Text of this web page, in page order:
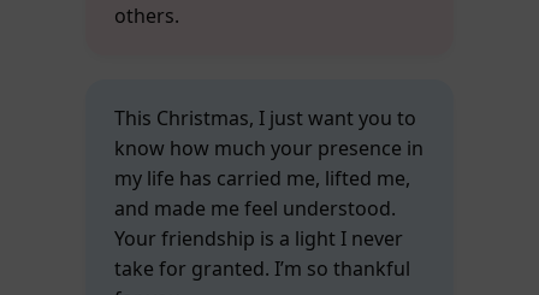
others.
This Christmas, I just want you to
know how much your presence in
my life has carried me, lifted me,
and made me feel understood.
Your friendship is a light I never
take for granted. I’m so thankful